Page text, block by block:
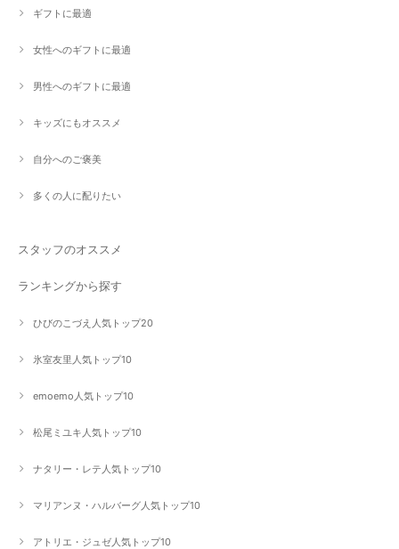
ギフトに最適
女性へのギフトに最適
男性へのギフトに最適
キッズにもオススメ
自分へのご褒美
多くの人に配りたい
スタッフのオススメ
ランキングから探す
ひびのこづえ人気トップ20
氷室友里人気トップ10
emoemo人気トップ10
松尾ミユキ人気トップ10
ナタリー・レテ人気トップ10
マリアンヌ・ハルバーグ人気トップ10
アトリエ・ジュゼ人気トップ10